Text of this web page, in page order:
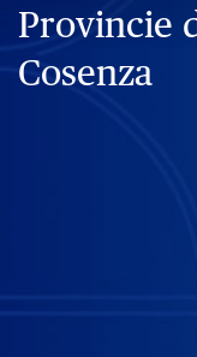
Provincie
Cosenza